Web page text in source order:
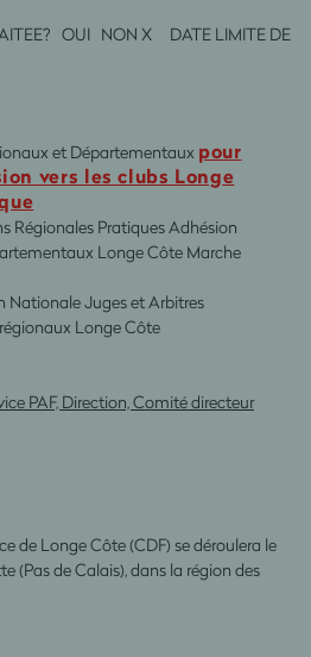
OUI NON X DATE LIMITE DE
et Départementaux pour
vers les clubs Longe
Régionales Pratiques Adhésion
Longe Côte Marche
Nationale Juges et Arbitres
Longe Côte
PAF, Direction, Comité directeur
de Longe Côte (CDF) se déroulera le
(Pas de Calais), dans la région des